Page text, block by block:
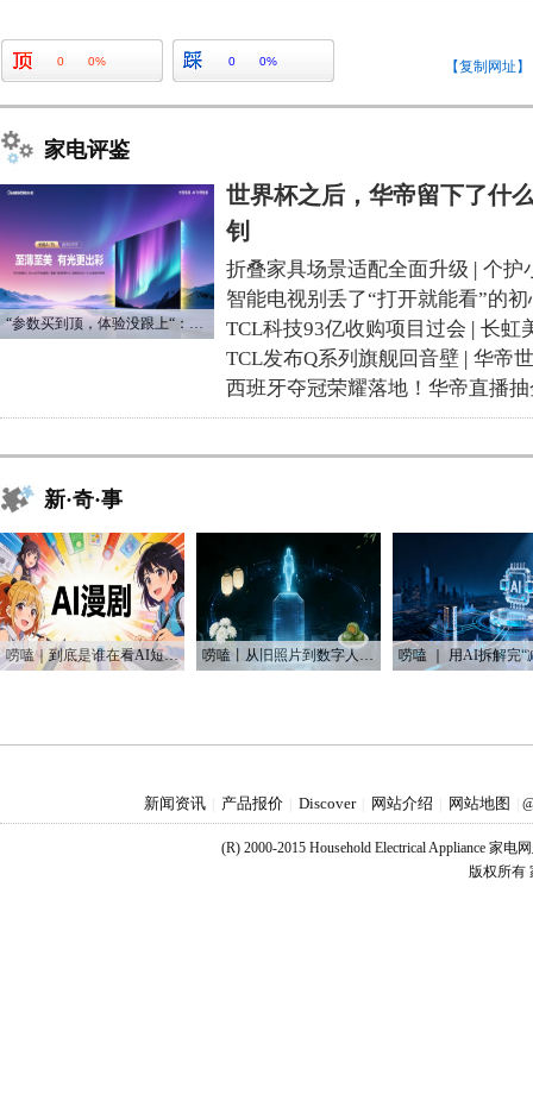
0 0% 0 0% 【复制网址】
家电评鉴
“参数买到顶，体验没跟上“：长虹追光Q70S给高端电视打了个样
世界杯之后，华帝留下了什
钊
折叠家具场景适配全面升级 | 个护
智能电视别丢了“打开就能看”的初
TCL科技93亿收购项目过会 | 长虹
TCL发布Q系列旗舰回音壁 | 华帝
西班牙夺冠荣耀落地！华帝直播
新·奇·事
唠嗑｜到底是谁在看AI短剧？！ 唠嗑丨从旧照片到数字人：AI如何“复活”我们的思念
新闻资讯 产品报价 Discover 网站介绍 网站地图
(R) 2000-2015 Household Electrical Appliance 家电
版权所有